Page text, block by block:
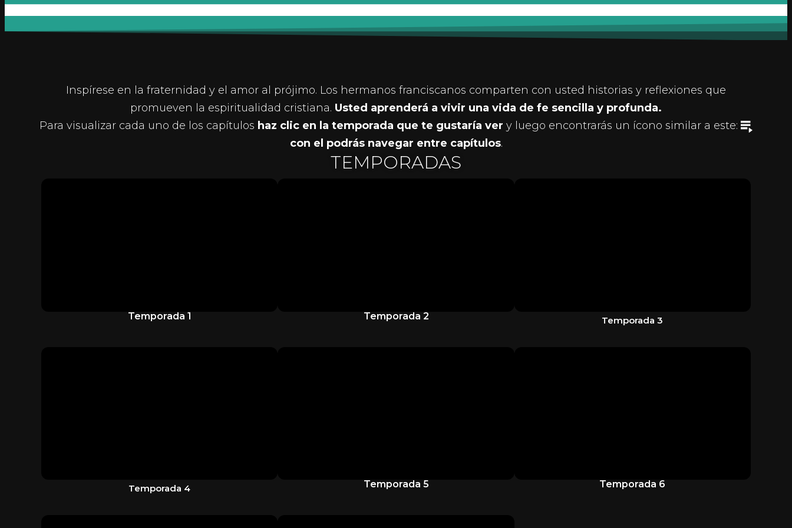
Inspírese en la fraternidad y el amor al prójimo. Los hermanos franciscanos comparten con usted historias y reflexiones que
promueven la espiritualidad cristiana. Usted aprenderá a vivir una vida de fe sencilla y profunda.
Para visualizar cada uno de los capítulos haz clic en la temporada que te gustaría ver y luego encontrarás un ícono similar a este:
con el podrás navegar entre capítulos.
TEMPORADAS
Temporada 1 Temporada 2 Temporada 3
Temporada 4 Temporada 5 Temporada 6